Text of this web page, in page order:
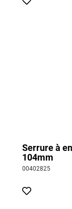
Serrure à
104mm
00402825